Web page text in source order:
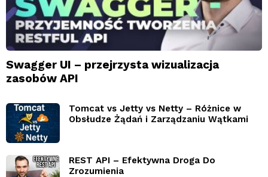
Swagger UI – przejrzysta wizualizacja
zasobów API
Tomcat vs Jetty vs Netty – Różnice w
Obsłudze Żądań i Zarządzaniu Wątkami
REST API – Efektywna Droga Do
Zrozumienia